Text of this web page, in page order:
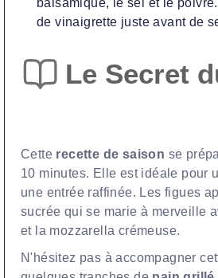
balsamique, le sel et le
de vinaigrette juste avant de
Le Secret
Cette recette de saison se
10 minutes. Elle est idéale pour
une entrée raffinée. Les figues
sucrée qui se marie à merveille
et la mozzarella crémeuse.
N'hésitez pas à accompagner